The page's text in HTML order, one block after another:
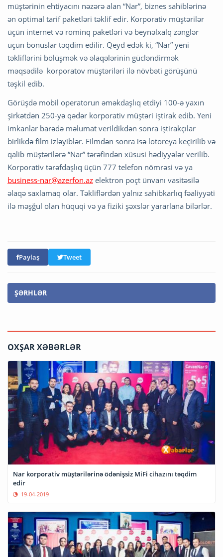
müştərinin ehtiyacını nəzərə alan “Nar”, biznes sahiblərinə
ən optimal tarif paketləri təklif edir. Korporativ müştərilər
üçün internet və rominq paketləri və beynəlxalq zənglər
üçün bonuslar təqdim edilir. Qeyd edək ki, “Nar” yeni
təkliflərini bölüşmək və əlaqələrinin gücləndirmək
məqsədilə korporatov müştəriləri ilə növbəti görüşünü
təşkil edib.
Görüşdə mobil operatorun əməkdaşlıq etdiyi 100-ə yaxın
şirkətdən 250-yə qədər korporativ müştəri iştirak edib. Yeni
imkanlar barədə məlumat verildikdən sonra iştirakçılar
birlikdə film izləyiblər. Filmdən sonra isə lotoreya keçirilib və
qalib müştərilərə “Nar” tərəfindən xüsusi hədiyyələr verilib.
Korporativ tərəfdaşlıq üçün 777 telefon nömrəsi və ya
business-nar@azerfon.az elektron poçt ünvanı vasitəsilə
əlaqə saxlamaq olar. Təkliflərdən yalnız sahibkarlıq fəaliyyəti
ilə məşğul olan hüquqi və ya fiziki şəxslər yararlana bilərlər.
Paylaş Tweet
ŞƏRHLƏR
OXŞAR XƏBƏRLƏR
Nar korporativ müştərilərinə ödənişsiz MiFi cihazını təqdim
edir
19-04-2019